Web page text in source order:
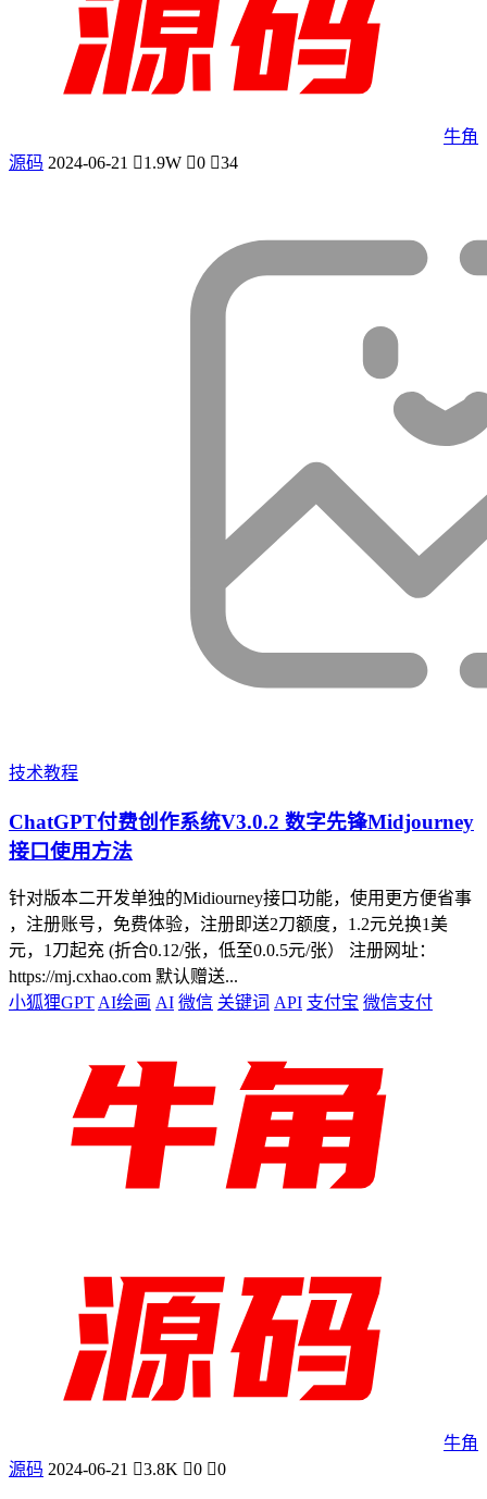
牛角
源码 2024-06-21 1.9W 0 34
技术教程
ChatGPT付费创作系统V3.0.2 数字先锋Midjourney
接口使用方法
针对版本二开发单独的Midiourney接口功能，使用更方便省事
，注册账号，免费体验，注册即送2刀额度，1.2元兑换1美
元，1刀起充 (折合0.12/张，低至0.0.5元/张） 注册网址：
https://mj.cxhao.com 默认赠送...
小狐狸GPT AI绘画 AI 微信 关键词 API 支付宝 微信支付
牛角
源码 2024-06-21 3.8K 0 0